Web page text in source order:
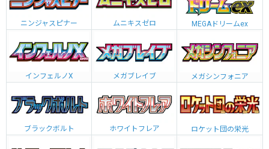
ニンジャスピナー ムニキスゼロ MEGAドリームex
インフェルノX メガブレイブ メガシンフォニア
ブラックボルト ホワイトフレア ロケット団の栄光